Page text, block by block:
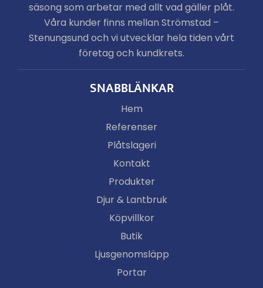
säsong som arbetar med allt vad gäller plåt.
Våra kunder finns mellan Strömstad –
Stenungsund och vi utvecklar hela tiden vårt
företag och kundkrets.
SNABBLÄNKAR
Hem
Referenser
Plåtslageri
Kontakt
Produkter
Djur & Lantbruk
Köpvillkor
Butik
Ljusgenomsläpp
Portar